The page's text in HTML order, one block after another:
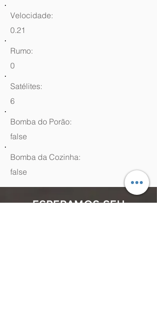
Velocidade:
0.21
Rumo:
0
Satélites:
6
Bomba do Porão:
false
Bomba da Cozinha:
false
ESPERAMOS SEU